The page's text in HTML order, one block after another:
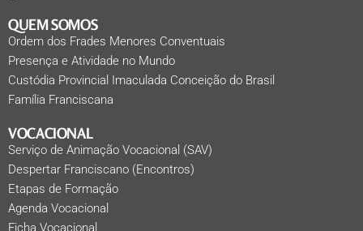
QUEM SOMOS
Ordem dos Frades Menores Conventuais
Presença e Atividade no Mundo
Custódia Provincial Imaculada Conceição do Brasil
Família Franciscana
VOCACIONAL
Serviço de Animação Vocacional (SAV)
Despertar Franciscano (Encontros)
Etapas de Formação
Agenda Vocacional
Ficha Vocacional